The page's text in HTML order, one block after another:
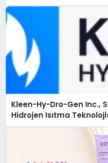
Kleen-Hy-Dro-Gen Inc.,
Hidrojen Isıtma
Düzenleyici Onaylarını